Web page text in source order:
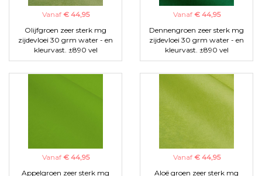
Vanaf € 44,95
Olijfgroen zeer sterk mg
zijdevloei 30 grm water - en
kleurvast. ±890 vel
Vanaf € 44,95
Dennengroen zeer sterk mg
zijdevloei 30 grm water - en
kleurvast. ±890 vel
Vanaf € 44,95
Appelgroen zeer sterk mg
Vanaf € 44,95
Aloë groen zeer sterk mg